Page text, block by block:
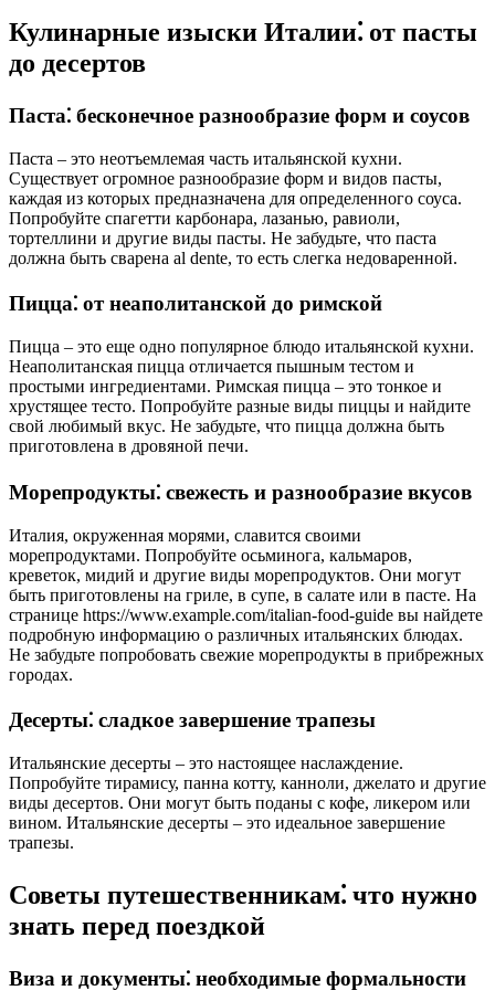
Кулинарные изыски Италии⁚ от пасты
до десертов
Паста⁚ бесконечное разнообразие форм и соусов
Паста – это неотъемлемая часть итальянской кухни.
Существует огромное разнообразие форм и видов пасты,
каждая из которых предназначена для определенного соуса.
Попробуйте спагетти карбонара, лазанью, равиоли,
тортеллини и другие виды пасты. Не забудьте, что паста
должна быть сварена al dente, то есть слегка недоваренной.
Пицца⁚ от неаполитанской до римской
Пицца – это еще одно популярное блюдо итальянской кухни.
Неаполитанская пицца отличается пышным тестом и
простыми ингредиентами. Римская пицца – это тонкое и
хрустящее тесто. Попробуйте разные виды пиццы и найдите
свой любимый вкус. Не забудьте, что пицца должна быть
приготовлена в дровяной печи.
Морепродукты⁚ свежесть и разнообразие вкусов
Италия, окруженная морями, славится своими
морепродуктами. Попробуйте осьминога, кальмаров,
креветок, мидий и другие виды морепродуктов. Они могут
быть приготовлены на гриле, в супе, в салате или в пасте. На
странице https://www.example.com/italian-food-guide вы найдете
подробную информацию о различных итальянских блюдах.
Не забудьте попробовать свежие морепродукты в прибрежных
городах.
Десерты⁚ сладкое завершение трапезы
Итальянские десерты – это настоящее наслаждение.
Попробуйте тирамису, панна котту, канноли, джелато и другие
виды десертов. Они могут быть поданы с кофе, ликером или
вином. Итальянские десерты – это идеальное завершение
трапезы.
Советы путешественникам⁚ что нужно
знать перед поездкой
Виза и документы⁚ необходимые формальности